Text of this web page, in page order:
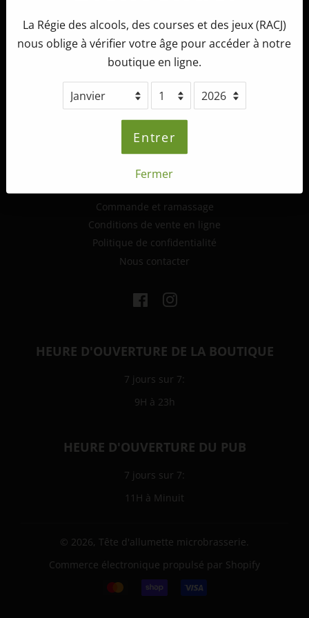
Tête d'Allumette Microbrasserie
265, route 132 ouest,
St-André-de-Kamouraska (Québec)
info@tetedallumette.com
418-493-2222
Informations supplémentaires
Commande et ramassage
Conditions de vente en ligne
Politique de confidentialité
Nous contacter
Facebook
HEURE D'OUVERTURE DE LA BOUTIQUE
7 jours sur 7:
9H à 23h
HEURE D'OUVERTURE DU PUB
7 jours sur 7:
11H à Minuit
© 2026, Tête d'allumette microbrasserie.
Commerce électronique propulsé par Shopify
Icônes
La Régie des alcools, des courses et des jeux (RACJ)
nous oblige à vérifier votre âge pour accéder à notre
boutique en ligne.
Entrer
Fermer